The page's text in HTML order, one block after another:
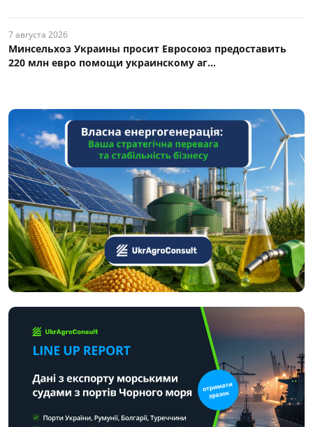
7 августа 2026
Минсельхоз Украины просит Евросоюз предоставить
220 млн евро помощи украинскому аг...